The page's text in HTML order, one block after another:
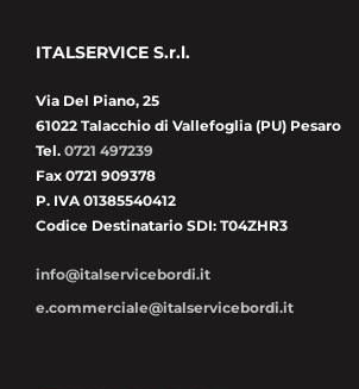
ITALSERVICE S.r.l.
Via Del Piano, 25
61022 Talacchio di Vallefoglia (PU) Pesaro
Tel. 0721 497239
Fax 0721 909378
P. IVA 01385540412
Codice Destinatario SDI: T04ZHR3
info@italservicebordi.it
e.commerciale@italservicebordi.it